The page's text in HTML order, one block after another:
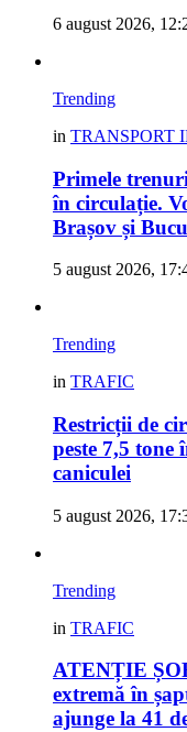
6 august 2026,
Trending
in TRANSPORT
Primele
în circulație.
Brașov și
5 august 2026,
Trending
in TRAFIC
Restricții de
peste 7,5 tone
caniculei
5 august 2026,
Trending
in TRAFIC
ATENȚIE
extremă în
ajunge la 41